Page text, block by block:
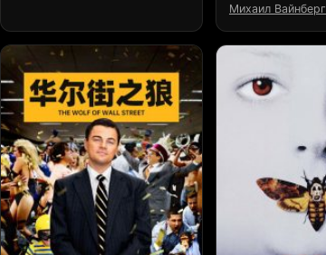
Михаил Вайнберг